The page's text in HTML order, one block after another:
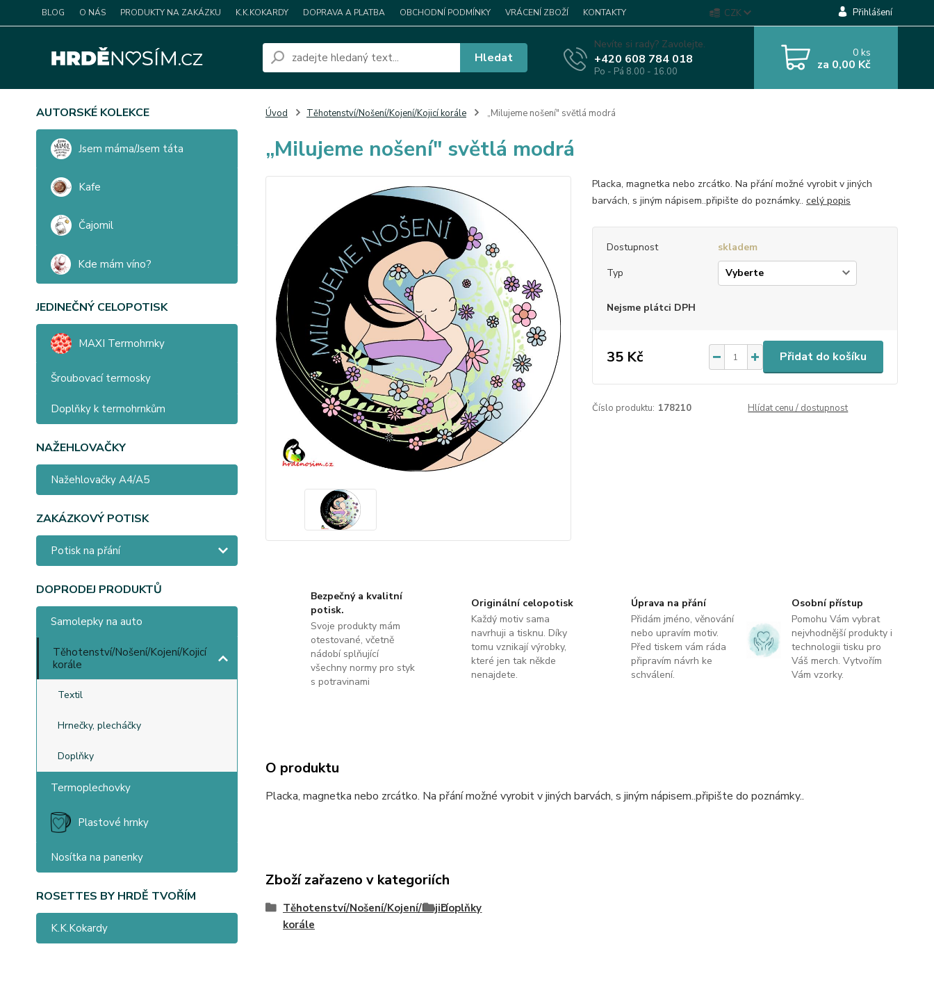
BLOG O NÁS PRODUKTY NA ZAKÁZKU K.K.KOKARDY DOPRAVA A PLATBA OBCHODNÍ PODMÍNKY VRÁCENÍ ZBOŽÍ KONTAKTY CZK Přihlášení
Hledat
Nevíte si rady? Zavolejte.
+420 608 784 018
Po - Pá 8.00 - 16.00
0ks
za 0,00 Kč
AUTORSKÉ KOLEKCE
Jsem máma/Jsem táta
Kafe
Čajomil
Kde mám víno?
JEDINEČNÝ CELOPOTISK
MAXI Termohrnky
Šroubovací termosky
Doplňky k termohrnkům
NAŽEHLOVAČKY
Nažehlovačky A4/A5
ZAKÁZKOVÝ POTISK
Potisk na přání
DOPRODEJ PRODUKTŮ
Samolepky na auto
Těhotenství/Nošení/Kojení/Kojicí
korále
Textil
Hrnečky, plecháčky
Doplňky
Termoplechovky
Plastové hrnky
Nosítka na panenky
ROSETTES BY HRDĚ TVOŘÍM
K.K.Kokardy
Úvod Těhotenství/Nošení/Kojení/Kojicí korále „Milujeme nošení" světlá modrá
„Milujeme nošení" světlá modrá
Placka, magnetka nebo zrcátko. Na přání možné vyrobit v jiných
barvách, s jiným nápisem..připište do poznámky.. celý popis
Dostupnost
skladem
Typ
Nejsme plátci DPH
35 Kč Přidat do košíku
Číslo produktu: 178210 Hlídat cenu / dostupnost
Bezpečný a kvalitní
potisk.
Svoje produkty mám
otestované, včetně
nádobí splňující
všechny normy pro styk
s potravinami
Originální celopotisk
Každý motiv sama
navrhuji a tisknu. Díky
tomu vznikají výrobky,
které jen tak někde
nenajdete.
Úprava na přání
Přidám jméno, věnování
nebo upravím motiv.
Před tiskem vám ráda
připravím návrh ke
schválení.
Osobní přístup
Pomohu Vám vybrat
nejvhodnější produkty i
technologii tisku pro
Váš merch. Vytvořím
Vám vzorky.
O produktu
Placka, magnetka nebo zrcátko. Na přání možné vyrobit v jiných barvách, s jiným nápisem..připište do poznámky..
Zboží zařazeno v kategoriích
Těhotenství/Nošení/Kojení/Kojicí
korále
Doplňky